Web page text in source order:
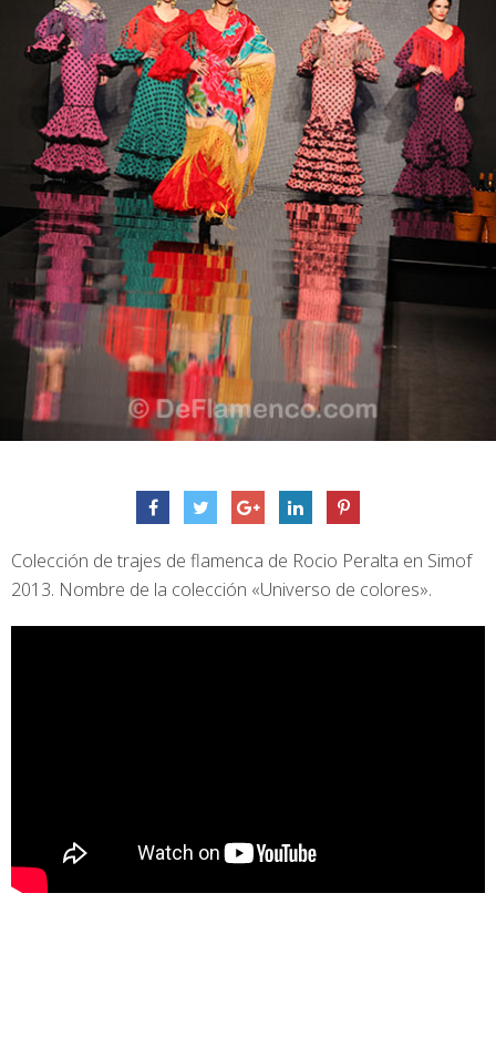
Colección de trajes de flamenca de Rocio Peralta en Simof
2013. Nombre de la colección «Universo de colores».